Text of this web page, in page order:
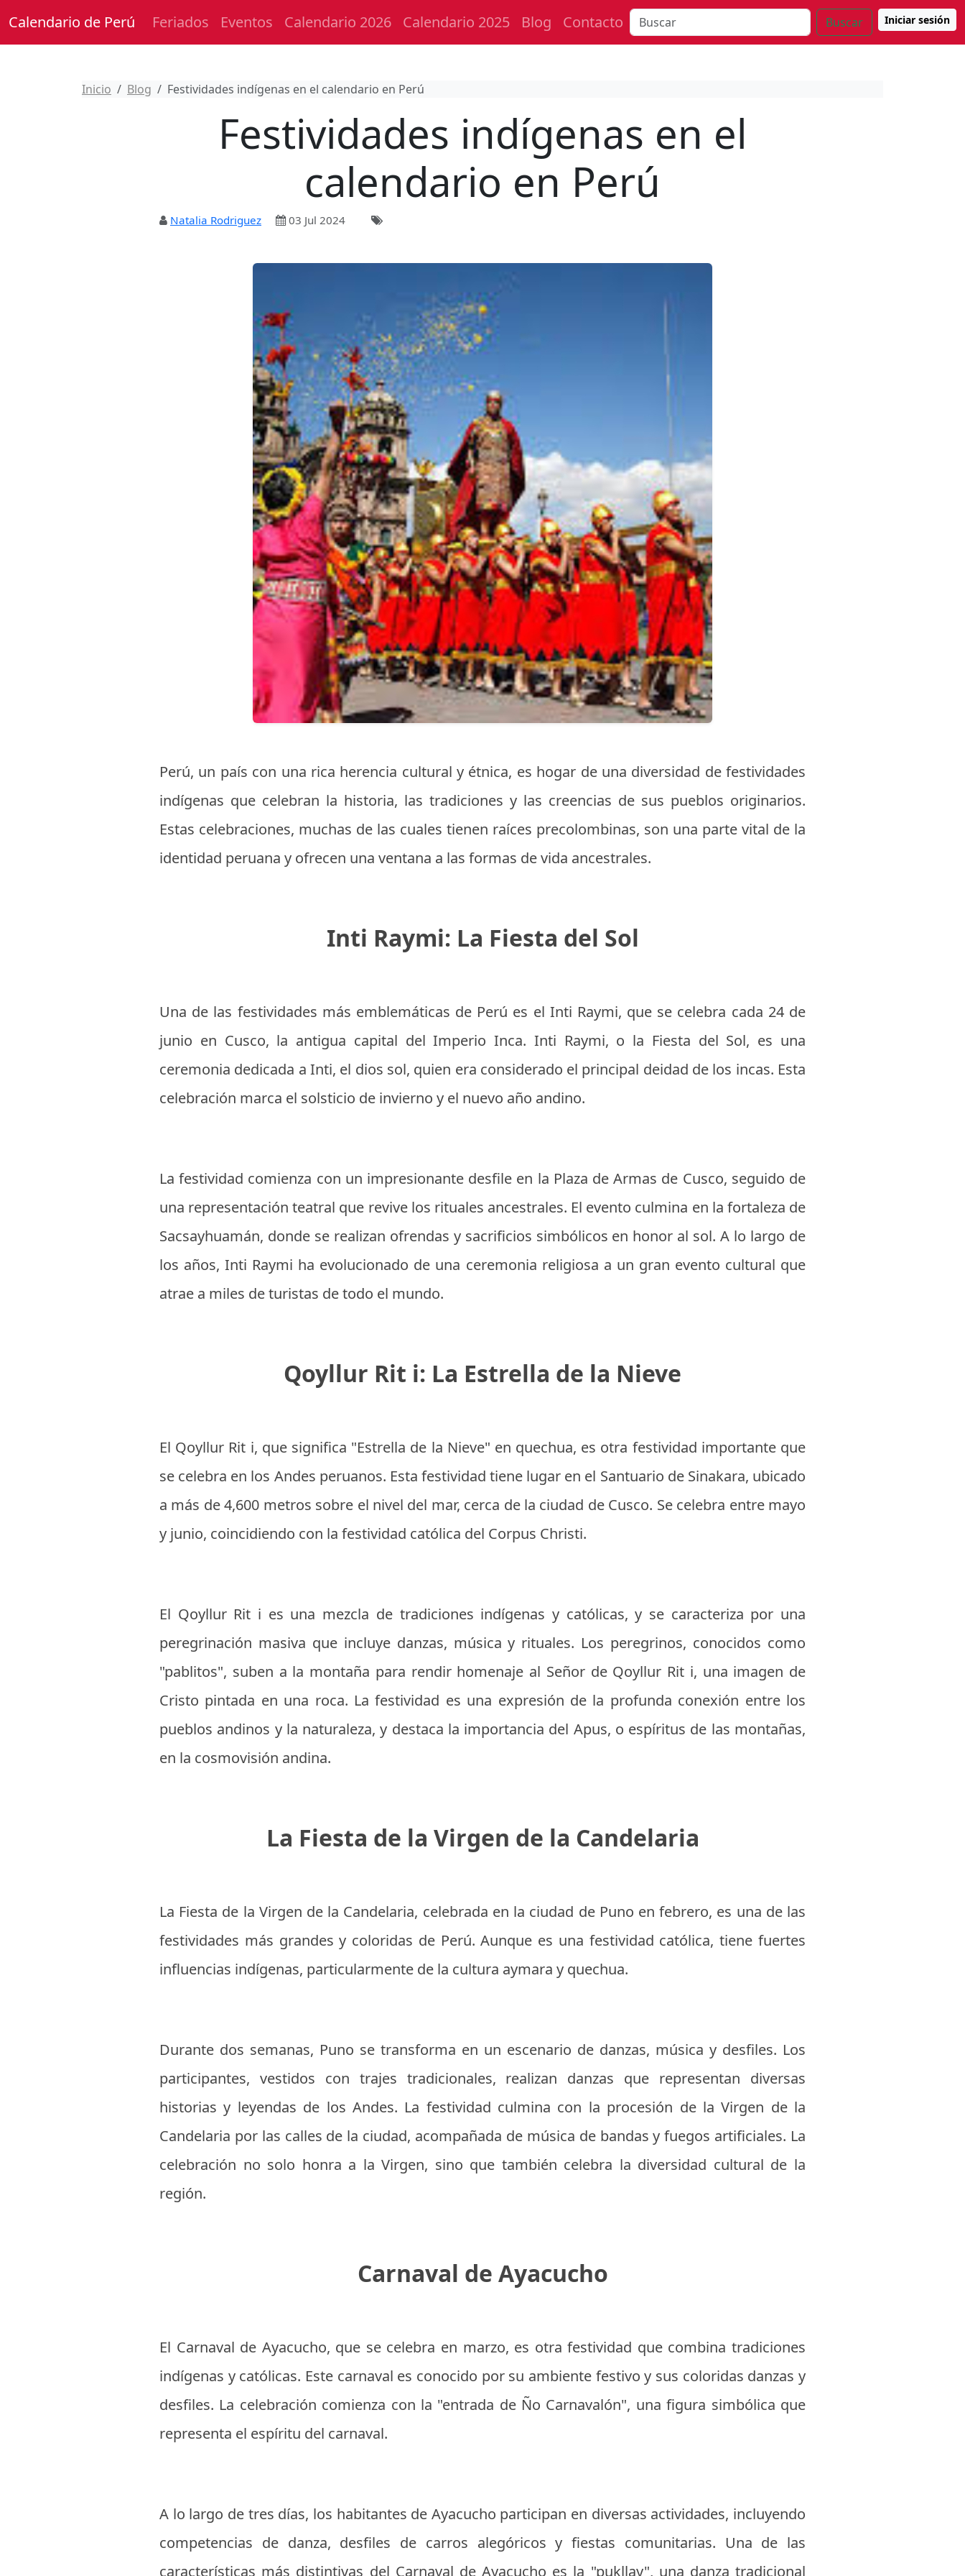
Calendario de Perú Feriados Eventos Calendario 2026 Calendario 2025 Blog Contacto Buscar Iniciar sesión
Inicio Blog Festividades indígenas en el calendario en Perú
Festividades indígenas en el
calendario en Perú
Natalia Rodriguez 03 Jul 2024
Perú, un país con una rica herencia cultural y étnica, es hogar de una diversidad de festividades
indígenas que celebran la historia, las tradiciones y las creencias de sus pueblos originarios.
Estas celebraciones, muchas de las cuales tienen raíces precolombinas, son una parte vital de la
identidad peruana y ofrecen una ventana a las formas de vida ancestrales.
Inti Raymi: La Fiesta del Sol
Una de las festividades más emblemáticas de Perú es el Inti Raymi, que se celebra cada 24 de
junio en Cusco, la antigua capital del Imperio Inca. Inti Raymi, o la Fiesta del Sol, es una
ceremonia dedicada a Inti, el dios sol, quien era considerado el principal deidad de los incas. Esta
celebración marca el solsticio de invierno y el nuevo año andino.
La festividad comienza con un impresionante desfile en la Plaza de Armas de Cusco, seguido de
una representación teatral que revive los rituales ancestrales. El evento culmina en la fortaleza de
Sacsayhuamán, donde se realizan ofrendas y sacrificios simbólicos en honor al sol. A lo largo de
los años, Inti Raymi ha evolucionado de una ceremonia religiosa a un gran evento cultural que
atrae a miles de turistas de todo el mundo.
Qoyllur Rit i: La Estrella de la Nieve
El Qoyllur Rit i, que significa "Estrella de la Nieve" en quechua, es otra festividad importante que
se celebra en los Andes peruanos. Esta festividad tiene lugar en el Santuario de Sinakara, ubicado
a más de 4,600 metros sobre el nivel del mar, cerca de la ciudad de Cusco. Se celebra entre mayo
y junio, coincidiendo con la festividad católica del Corpus Christi.
El Qoyllur Rit i es una mezcla de tradiciones indígenas y católicas, y se caracteriza por una
peregrinación masiva que incluye danzas, música y rituales. Los peregrinos, conocidos como
"pablitos", suben a la montaña para rendir homenaje al Señor de Qoyllur Rit i, una imagen de
Cristo pintada en una roca. La festividad es una expresión de la profunda conexión entre los
pueblos andinos y la naturaleza, y destaca la importancia del Apus, o espíritus de las montañas,
en la cosmovisión andina.
La Fiesta de la Virgen de la Candelaria
La Fiesta de la Virgen de la Candelaria, celebrada en la ciudad de Puno en febrero, es una de las
festividades más grandes y coloridas de Perú. Aunque es una festividad católica, tiene fuertes
influencias indígenas, particularmente de la cultura aymara y quechua.
Durante dos semanas, Puno se transforma en un escenario de danzas, música y desfiles. Los
participantes, vestidos con trajes tradicionales, realizan danzas que representan diversas
historias y leyendas de los Andes. La festividad culmina con la procesión de la Virgen de la
Candelaria por las calles de la ciudad, acompañada de música de bandas y fuegos artificiales. La
celebración no solo honra a la Virgen, sino que también celebra la diversidad cultural de la
región.
Carnaval de Ayacucho
El Carnaval de Ayacucho, que se celebra en marzo, es otra festividad que combina tradiciones
indígenas y católicas. Este carnaval es conocido por su ambiente festivo y sus coloridas danzas y
desfiles. La celebración comienza con la "entrada de Ño Carnavalón", una figura simbólica que
representa el espíritu del carnaval.
A lo largo de tres días, los habitantes de Ayacucho participan en diversas actividades, incluyendo
competencias de danza, desfiles de carros alegóricos y fiestas comunitarias. Una de las
características más distintivas del Carnaval de Ayacucho es la "pukllay", una danza tradicional